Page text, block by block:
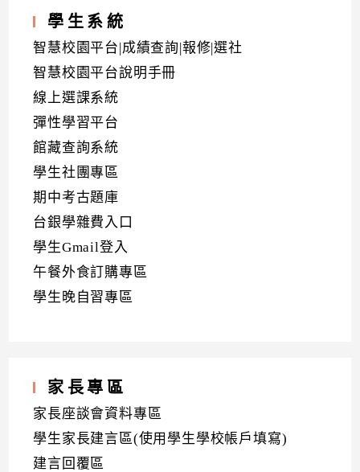
學生系統
智慧校園平台|成績查詢|報修|選社
智慧校園平台說明手冊
線上選課系統
彈性學習平台
館藏查詢系統
學生社團專區
期中考古題庫
台銀學雜費入口
學生Gmail登入
午餐外食訂購專區
學生晚自習專區
家長專區
家長座談會資料專區
學生家長建言區(使用學生學校帳戶填寫)
建言回覆區